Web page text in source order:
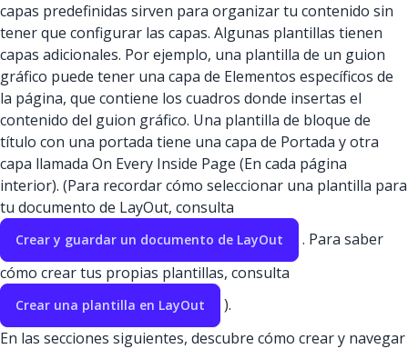
capas predefinidas sirven para organizar tu contenido sin
tener que configurar las capas. Algunas plantillas tienen
capas adicionales. Por ejemplo, una plantilla de un guion
gráfico puede tener una capa de Elementos específicos de
la página, que contiene los cuadros donde insertas el
contenido del guion gráfico. Una plantilla de bloque de
título con una portada tiene una capa de Portada y otra
capa llamada On Every Inside Page (En cada página
interior). (Para recordar cómo seleccionar una plantilla para
tu documento de LayOut, consulta
Crear y guardar un documento de LayOut
. Para saber
cómo crear tus propias plantillas, consulta
Crear una plantilla en LayOut
).
En las secciones siguientes, descubre cómo crear y navegar